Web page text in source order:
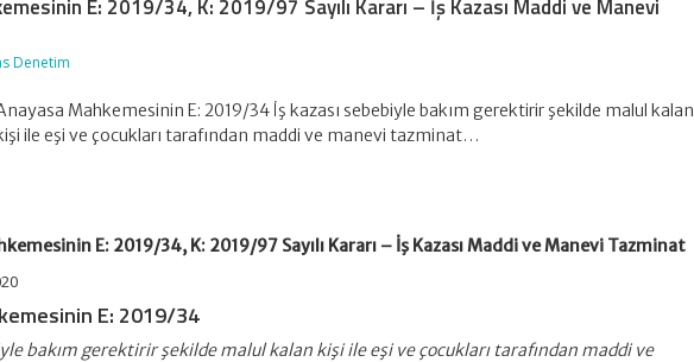
E: 2019/34, K: 2019/97 Sayılı Kararı – İş Kazası Maddi ve Manevi
Denetim
Mahkemesinin E: 2019/34 İş kazası sebebiyle bakım gerektirir şekilde malul kalan
ile eşi ve çocukları tarafından maddi ve manevi tazminat…
E: 2019/34, K: 2019/97 Sayılı Kararı – İş Kazası Maddi ve Manevi Tazminat
E: 2019/34
bakım gerektirir şekilde malul kalan kişi ile eşi ve çocukları tarafından maddi ve